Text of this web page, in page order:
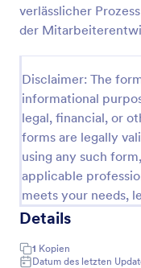
verlässlicher
der
Disclaimer: The
informational
legal, financial, or
forms are legally
using any such
applicable
meets your needs,
Details
1 Kopien
Datum des letzten